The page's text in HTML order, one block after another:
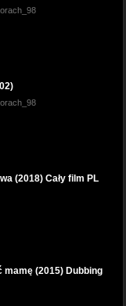
(2018) Cały film PL
mamę (2015) Dubbing